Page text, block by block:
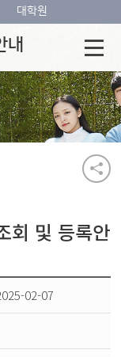
내
대학원
회 및 등록안
02-07